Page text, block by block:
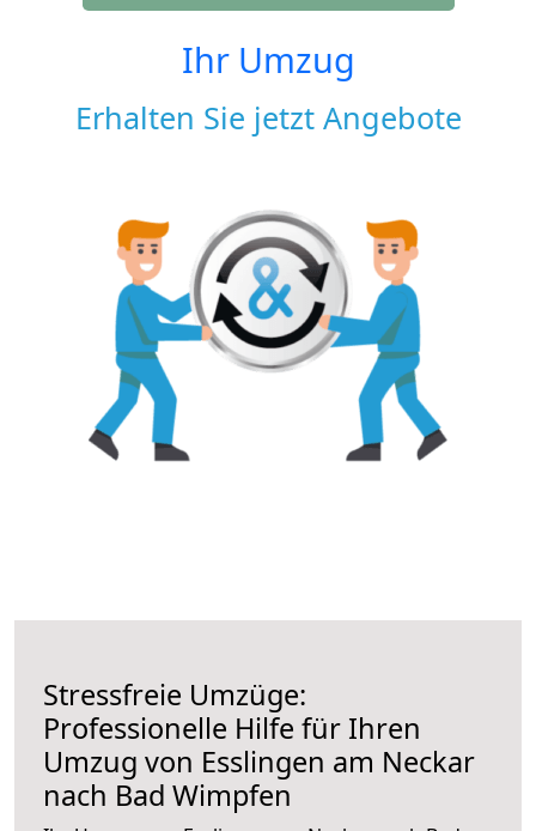
Ihr Umzug
Erhalten Sie jetzt Angebote
Stressfreie Umzüge:
Professionelle Hilfe für Ihren
Umzug von Esslingen am Neckar
nach Bad Wimpfen